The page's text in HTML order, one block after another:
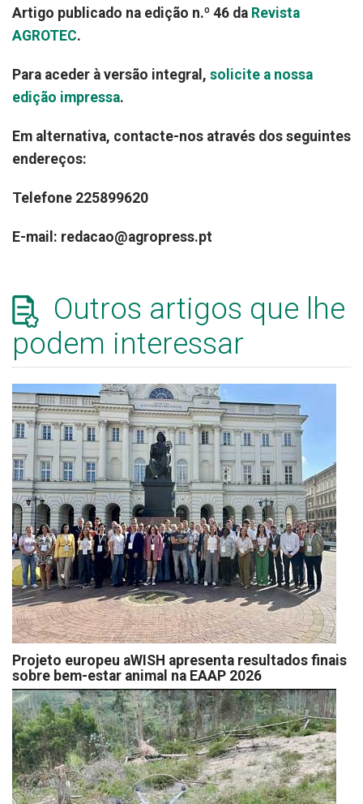
Artigo publicado na edição n.º 46 da Revista
AGROTEC.
Para aceder à versão integral, solicite a nossa
edição impressa.
Em alternativa, contacte-nos através dos seguintes
endereços:
Telefone 225899620
E-mail: redacao@agropress.pt
Outros artigos que lhe
podem interessar
Projeto europeu aWISH apresenta resultados finais
sobre bem-estar animal na EAAP 2026